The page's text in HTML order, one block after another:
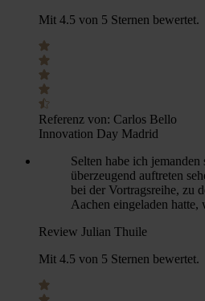
Mit 4.5 von 5 Sternen bewertet.
Referenz von: Carlos Bello
Innovation Day Madrid
Selten habe ich jemanden
überzeugend auftreten
bei der Vortragsreihe, zu
Aachen eingeladen hatte,
Review Julian Thuile
Mit 4.5 von 5 Sternen bewertet.